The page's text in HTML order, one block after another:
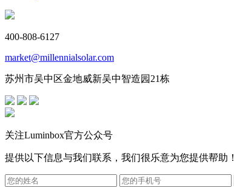
400-808-6127
market@millennialsolar.com
苏州市吴中区金地威新吴中智造园21栋
关注Luminbox官方公众号
提供以下信息与我们联系，我们很乐意为您提供帮助！